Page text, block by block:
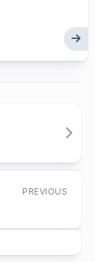
PREVIOUS